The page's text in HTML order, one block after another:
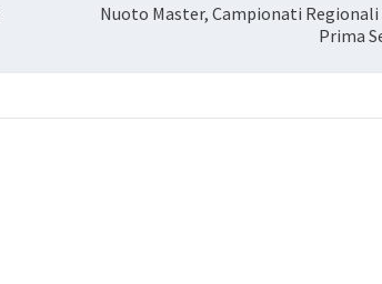
Nuoto Master, Campionati Regionali
Prima